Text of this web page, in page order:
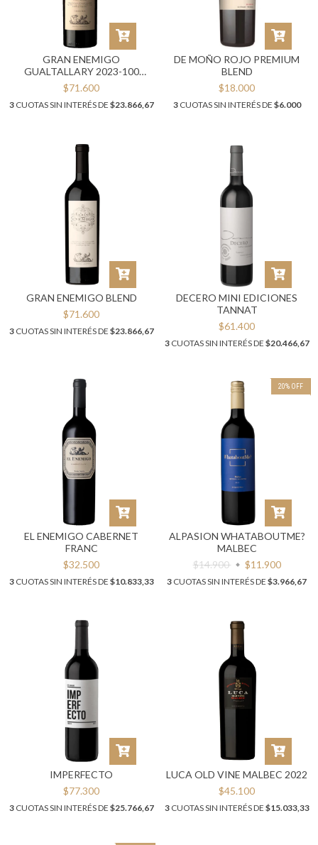
GRAN ENEMIGO
GUALTALLARY 2023-100
PUNTOS JAMES SUCKLING
$71.600
3CUOTAS SIN INTERÉS DE $23.866,67
DE MOÑO ROJO PREMIUM
BLEND
$18.000
3CUOTAS SIN INTERÉS DE $6.000
GRAN ENEMIGO BLEND
$71.600
3CUOTAS SIN INTERÉS DE $23.866,67
DECERO MINI EDICIONES
TANNAT
$61.400
3CUOTAS SIN INTERÉS DE $20.466,67
EL ENEMIGO CABERNET
FRANC
$32.500
3CUOTAS SIN INTERÉS DE $10.833,33
20% OFF
ALPASION WHATABOUTME?
MALBEC
$14.900
$11.900
3 CUOTAS SIN INTERÉS DE $3.966,67
IMPERFECTO
$77.300
3CUOTAS SIN INTERÉS DE $25.766,67
LUCA OLD VINE MALBEC 2022
$45.100
3CUOTAS SIN INTERÉS DE $15.033,33